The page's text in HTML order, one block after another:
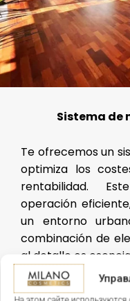
Sistema de
Te ofrecemos un
optimiza los
rentabilidad.
operación
un entorno
combinación de
al detalle es